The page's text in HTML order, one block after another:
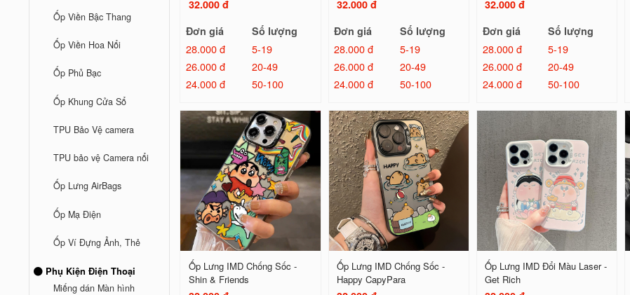
Ốp Viền Bậc Thang
Ốp Viền Hoa Nổi
Ốp Phủ Bạc
Ốp Khung Cửa Sổ
TPU Bảo Vệ camera
TPU bảo vệ Camera nổi
Ốp Lưng AirBags
Ốp Mạ Điện
Ốp Ví Đựng Ảnh, Thẻ
Phụ Kiện Điện Thoại
Miếng dán Màn hình
32.000 đ
Đơn giá
Số lượng
28.000 đ
5-19
26.000 đ
20-49
24.000 đ
50-100
32.000 đ
Đơn giá
Số lượng
28.000 đ
5-19
26.000 đ
20-49
24.000 đ
50-100
32.000 đ
Đơn giá
Số lượng
28.000 đ
5-19
26.000 đ
20-49
24.000 đ
50-100
Ốp Lưng IMD Chống Sốc -
Shin & Friends
Ốp Lưng IMD Chống Sốc -
Happy CapyPara
Ốp Lưng IMD Đổi Màu Laser -
Get Rich